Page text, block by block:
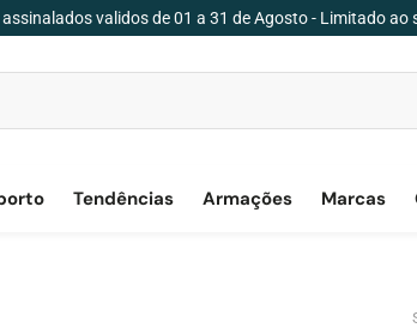
validos de 01 a 31 de Agosto - Limitado ao
Tendências Armações Marcas